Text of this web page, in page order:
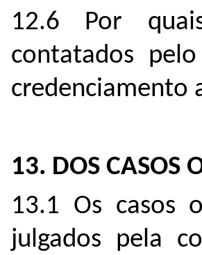
12.6 Por
contatados
credenciamento
13. DOS CASOS
13.1 Os casos
julgados pela